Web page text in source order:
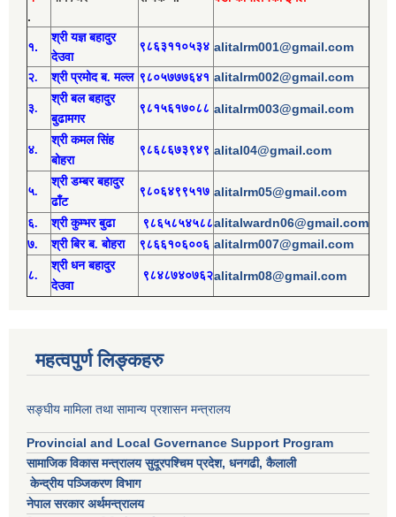
.
१.
श्री यज्ञ बहादुर
देउवा
९८६३११०५३४ alitalrm001@gmail.com
२. श्रीप्रमोदब. मल्ल ९८०५७७७६४१ alitalrm002@gmail.com
३.
श्रीबल बहादुर
बुढामगर
९८१५६१७०८८ alitalrm003@gmail.com
४.
श्री कमल सिंह
बोहरा
९८६८६७३९४९ alital04@gmail.com
५.
श्री डम्बर बहादुर
ढाँट
९८०६४९९५१७ alitalrm05@gmail.com
६. श्री कुम्भर बुढा ९८६५८५४५८८alitalwardn06@gmail.com
७. श्री बिर ब. बोहरा ९८६६१०६००६ alitalrm007@gmail.com
८.
श्री धन बहादुर
देउवा
९८४८७४०७६२alitalrm08@gmail.com
महत्वपुर्ण लिङ्कहरु
सङ्घीय मामिला तथा सामान्य प्रशासन मन्त्रालय
Provincial and Local Governance Support Program
सामाजिक विकास मन्त्रालय सुदूरपश्चिम प्रदेश, धनगढी, कैलाली
केन्द्रीय पञ्जिकरण विभाग
नेपाल सरकार अर्थमन्त्रालय